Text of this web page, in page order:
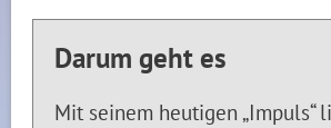
Darum geht es
Mit seinem heutigen „Impuls“